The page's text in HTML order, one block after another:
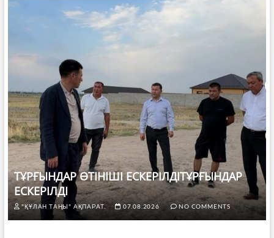
ТҰРҒЫНДАР ӨТІНІШІ ЕСКЕРІЛДІТҰРҒЫНДАР
ЕСКЕРІЛДІ
"ҚҰЛАН ТАҢЫ" АҚПАРАТ. 07.08.2026 NO COMMENTS